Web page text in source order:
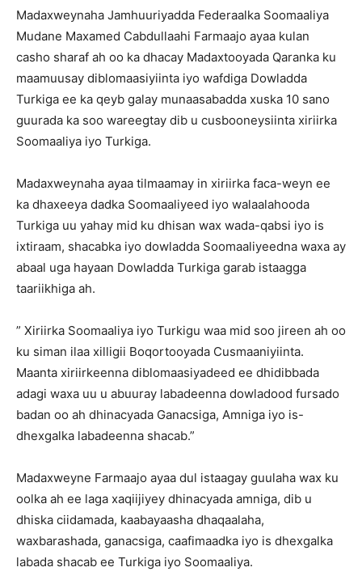
Madaxweynaha Jamhuuriyadda Federaalka Soomaaliya
Mudane Maxamed Cabdullaahi Farmaajo ayaa kulan
casho sharaf ah oo ka dhacay Madaxtooyada Qaranka ku
maamuusay diblomaasiyiinta iyo wafdiga Dowladda
Turkiga ee ka qeyb galay munaasabadda xuska 10 sano
guurada ka soo wareegtay dib u cusbooneysiinta xiriirka
Soomaaliya iyo Turkiga.
Madaxweynaha ayaa tilmaamay in xiriirka faca-weyn ee
ka dhaxeeya dadka Soomaaliyeed iyo walaalahooda
Turkiga uu yahay mid ku dhisan wax wada-qabsi iyo is
ixtiraam, shacabka iyo dowladda Soomaaliyeedna waxa ay
abaal uga hayaan Dowladda Turkiga garab istaagga
taariikhiga ah.
” Xiriirka Soomaaliya iyo Turkigu waa mid soo jireen ah oo
ku siman ilaa xilligii Boqortooyada Cusmaaniyiinta.
Maanta xiriirkeenna diblomaasiyadeed ee dhidibbada
adagi waxa uu u abuuray labadeenna dowladood fursado
badan oo ah dhinacyada Ganacsiga, Amniga iyo is-
dhexgalka labadeenna shacab.”
Madaxweyne Farmaajo ayaa dul istaagay guulaha wax ku
oolka ah ee laga xaqiijiyey dhinacyada amniga, dib u
dhiska ciidamada, kaabayaasha dhaqaalaha,
waxbarashada, ganacsiga, caafimaadka iyo is dhexgalka
labada shacab ee Turkiga iyo Soomaaliya.